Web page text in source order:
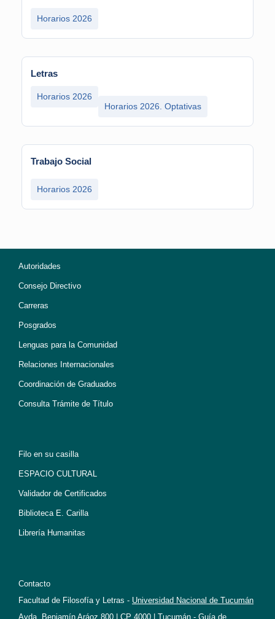
Horarios 2026
Letras
Horarios 2026
Horarios 2026. Optativas
Trabajo Social
Horarios 2026
Autoridades
Consejo Directivo
Carreras
Posgrados
Lenguas para la Comunidad
Relaciones Internacionales
Coordinación de Graduados
Consulta Trámite de Título
Filo en su casilla
ESPACIO CULTURAL
Validador de Certificados
Biblioteca E. Carilla
Librería Humanitas
Contacto
Facultad de Filosofía y Letras - Universidad Nacional de Tucumán
Avda. Benjamín Aráoz 800 | CP 4000 | Tucumán - Guía de